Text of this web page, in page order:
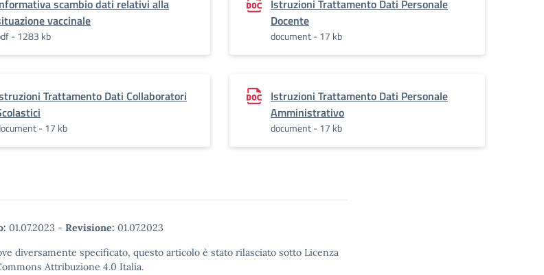
scambio dati relativi alla
vaccinale
- 1283 kb
Istruzioni Trattamento Dati Personale
Docente
document - 17 kb
Trattamento Dati Collaboratori
- 17 kb
Istruzioni Trattamento Dati Personale
Amministrativo
document - 17 kb
01.07.2023 - Revisione: 01.07.2023
diversamente specificato, questo articolo è stato rilasciato sotto Licenza
Attribuzione 4.0 Italia.